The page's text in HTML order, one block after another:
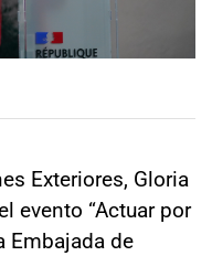
Exteriores, Gloria
evento “Actuar por
Embajada de